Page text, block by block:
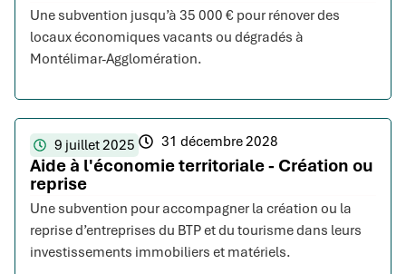
Une subvention jusqu’à 35 000 € pour rénover des
locaux économiques vacants ou dégradés à
Montélimar-Agglomération.
9 juillet 2025 31 décembre 2028
Aide à l'économie territoriale - Création ou
reprise
Une subvention pour accompagner la création ou la
reprise d’entreprises du BTP et du tourisme dans leurs
investissements immobiliers et matériels.